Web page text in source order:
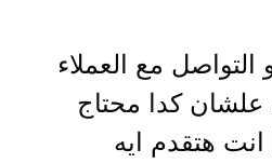
مع العملاء
علشان كدا محتاج
هتقدم ايه